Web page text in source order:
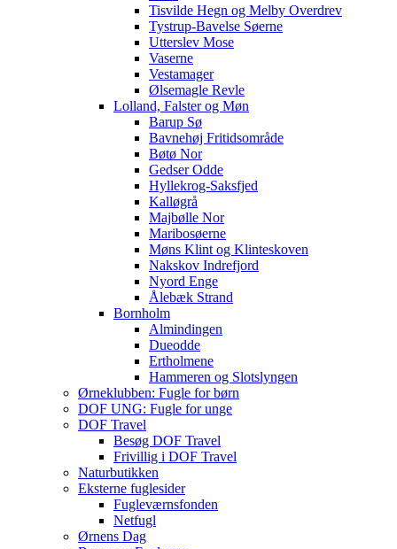
Tisvilde Hegn og Melby Overdrev
Tystrup-Bavelse Søerne
Utterslev Mose
Vaserne
Vestamager
Ølsemagle Revle
Lolland, Falster og Møn
Barup Sø
Bavnehøj Fritidsområde
Bøtø Nor
Gedser Odde
Hyllekrog-Saksfjed
Kalløgrå
Majbølle Nor
Maribosøerne
Møns Klint og Klinteskoven
Nakskov Indrefjord
Nyord Enge
Ålebæk Strand
Bornholm
Almindingen
Dueodde
Ertholmene
Hammeren og Slotslyngen
Ørneklubben: Fugle for børn
DOF UNG: Fugle for unge
DOF Travel
Besøg DOF Travel
Frivillig i DOF Travel
Naturbutikken
Eksterne fuglesider
Fugleværnsfonden
Netfugl
Ørnens Dag